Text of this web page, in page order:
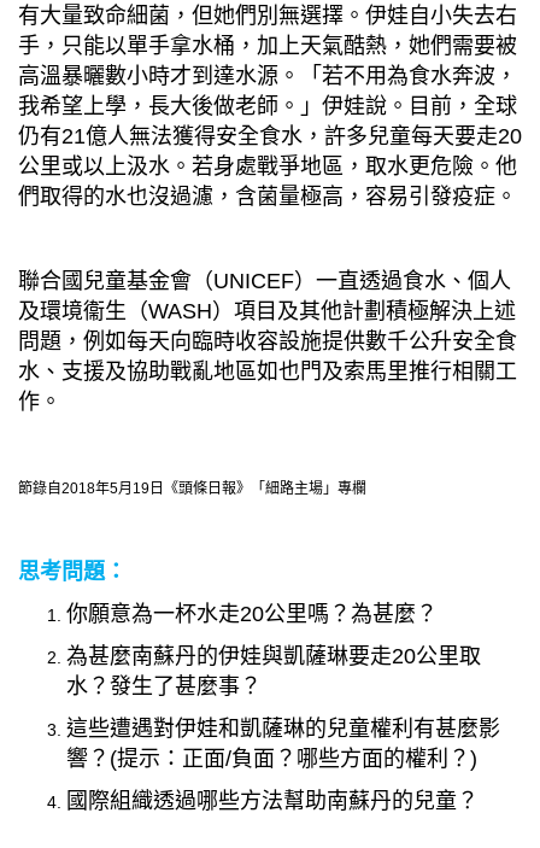
有大量致命細菌，但她們別無選擇。伊娃自小失去右
手，只能以單手拿水桶，加上天氣酷熱，她們需要被
高溫暴曬數小時才到達水源。「若不用為食水奔波，
我希望上學，長大後做老師。」伊娃說。目前，全球
仍有21億人無法獲得安全食水，許多兒童每天要走20
公里或以上汲水。若身處戰爭地區，取水更危險。他
們取得的水也沒過濾，含菌量極高，容易引發疫症。
聯合國兒童基金會（UNICEF）一直透過食水、個人
及環境衞生（WASH）項目及其他計劃積極解決上述
問題，例如每天向臨時收容設施提供數千公升安全食
水、支援及協助戰亂地區如也門及索馬里推行相關工
作。
節錄自2018年5月 19 日《頭條日報》「細路主場」專欄
思考問題：
你願意為一杯水走20公里嗎？為甚麼？
為甚麼南蘇丹的伊娃與凱薩琳要走20公里取
水？發生了甚麼事？
這些遭遇對伊娃和凱薩琳的兒童權利有甚麼影
響？ (提示：正面/負面 ？ 哪些方面的權利 ？ )
國際組織透過哪些方法幫助南蘇丹的兒童？